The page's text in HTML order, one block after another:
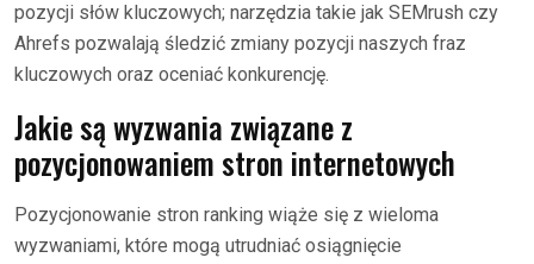
pozycji słów kluczowych; narzędzia takie jak SEMrush czy
Ahrefs pozwalają śledzić zmiany pozycji naszych fraz
kluczowych oraz oceniać konkurencję.
Jakie są wyzwania związane z
pozycjonowaniem stron internetowych
Pozycjonowanie stron ranking wiąże się z wieloma
wyzwaniami, które mogą utrudniać osiągnięcie